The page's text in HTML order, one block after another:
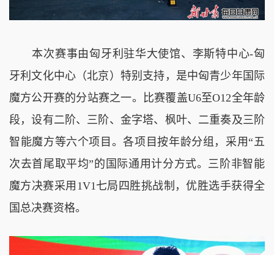
本次赛事由匈牙利驻华大使馆、李斯特中心-匈
牙利文化中心（北京）特别支持，是中匈青少年国际
魔方公开赛的分站赛之一。比赛覆盖U6至O12全年龄
段，设有二阶、三阶、金字塔、枫叶、二重奏及三阶
智能魔方等六个项目。各项目按年龄分组，采用“五
次去首尾取平均”的国际通用计分方式。三阶非智能
魔方决赛采用1V1七局四胜挑战制，优胜选手获得全
国总决赛资格。